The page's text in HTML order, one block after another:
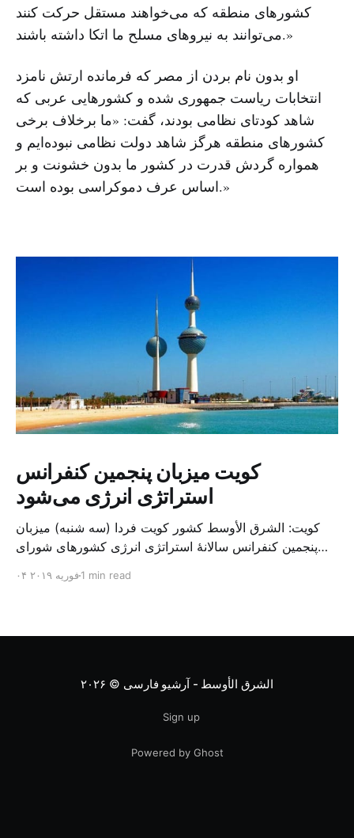
کشورهای منطقه که می‌خواهند مستقل حرکت کنند
می‌توانند به نیروهای مسلح ما اتکا داشته باشند.»
او بدون نام بردن از مصر که فرمانده ارتش نامزد
انتخابات ریاست جمهوری شده و کشورهایی عربی که
شاهد کودتای نظامی بودند، گفت: «ما برخلاف برخی
کشورهای منطقه هرگز شاهد دولت نظامی نبوده‌ایم و
همواره گردش قدرت در کشور ما بدون خشونت و بر
اساس عرف دموکراسی بوده است.»
کویت میزبان پنجمین کنفرانس
استراتژی انرژی می‌شود
کویت: الشرق الأوسط کشور کویت فردا (سه شنبه) میزبان
پنجمین کنفرانس سالانهٔ استراتژی انرژی کشورهای شورای
متخصص از شرکت‌های جهانی نفت و گاز در این کنفرانس
۰۴ فوریه ۲۰۱۹1 min read
الشرق الأوسط - آرشیو فارسی © ۲۰۲۶
Sign up
Powered by Ghost